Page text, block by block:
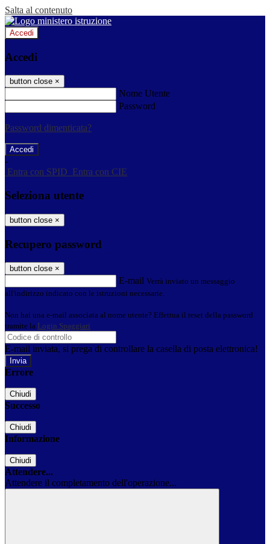
Salta al contenuto
Accedi
Accedi
button close ×
Nome Utente
Password
Password dimenticata?
-
Entra con SPID Entra con CIE
Seleziona utente
button close ×
Recupero password
button close ×
E-mail Verrà inviato un messaggio
all'indirizzo indicato con le istruzioni necessarie.
Non hai una e-mail associata al nome utente? Effettua il reset della password
tramite la Login Spaggiari
E-mail inviata, si prega di controllare la casella di posta elettronica!
Errore
Chiudi
Successo
Chiudi
Informazione
Chiudi
Attendere...
Attendere il completamento dell'operazione...